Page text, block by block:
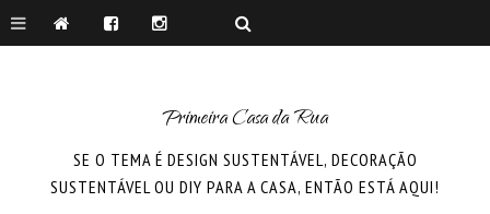
Primeira Casa da Rua
SE O TEMA É DESIGN SUSTENTÁVEL, DECORAÇÃO
SUSTENTÁVEL OU DIY PARA A CASA, ENTÃO ESTÁ AQUI!